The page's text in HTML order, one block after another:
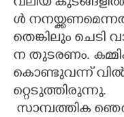
ൾ​
തെ​ങ്കി​ലും​ ചെ​ടി​
ന​ തു​ട​ര​ണം​.
കൊ​ണ്ടു​വ​ന്ന്
റ്റെ​ടു​ത്തി​രു​ന്നു​.
സാ​മ്പ​ത്തി​ക​